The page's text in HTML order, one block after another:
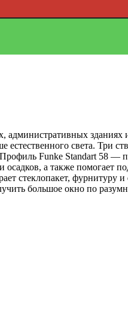
административных
света. Три
Funke Standart 58 —
а также помогает
стеклопакет, фурнитуру
большое окно по